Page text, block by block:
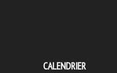
CALENDRIER